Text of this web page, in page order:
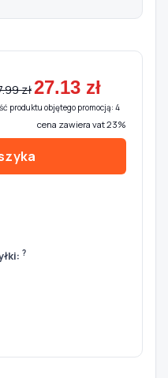
zł27.13 zł
produktu objętego promocją: 4
cena zawiera vat 23%
?